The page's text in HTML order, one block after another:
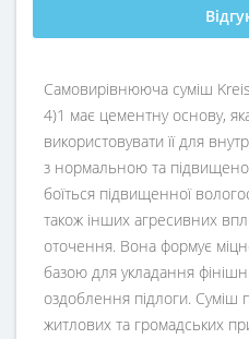
Самовирівнююча суміш
4)1 має цементну основу,
використовувати її для
з нормальною та
боїться підвищенної
також інших агресивних
оточення. Вона формує
базою для укладання
оздоблення підлоги. Суміш
житлових та громадських